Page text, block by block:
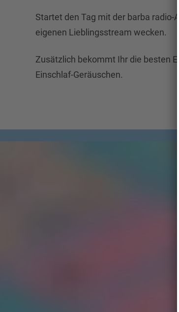
Startet den Tag mit der barba radio-
eigenen Lieblingsstream wecken.
Zusätzlich bekommt Ihr die besten
Einschlaf-Geräuschen.